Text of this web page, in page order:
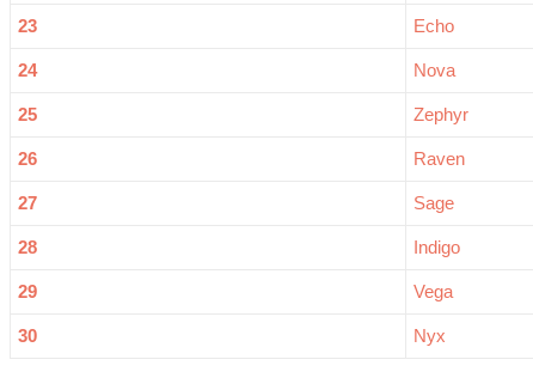
23 Echo
24 Nova
25 Zephyr
26 Raven
27 Sage
28 Indigo
29 Vega
30 Nyx